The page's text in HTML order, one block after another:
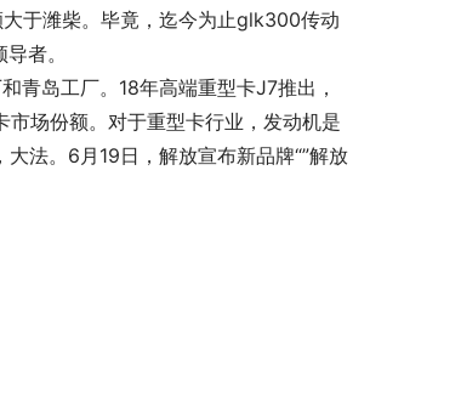
于潍柴。毕竟，迄今为止glk300传动
者。
青岛工厂。18年高端重型卡J7推出，
场份额。对于重型卡行业，发动机是
法。6月19日，解放宣布新品牌“”解放